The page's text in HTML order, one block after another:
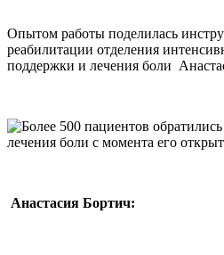
Опытом работы поделилась
реабилитации отделения
поддержки и лечения боли
Анастасия Бортич: